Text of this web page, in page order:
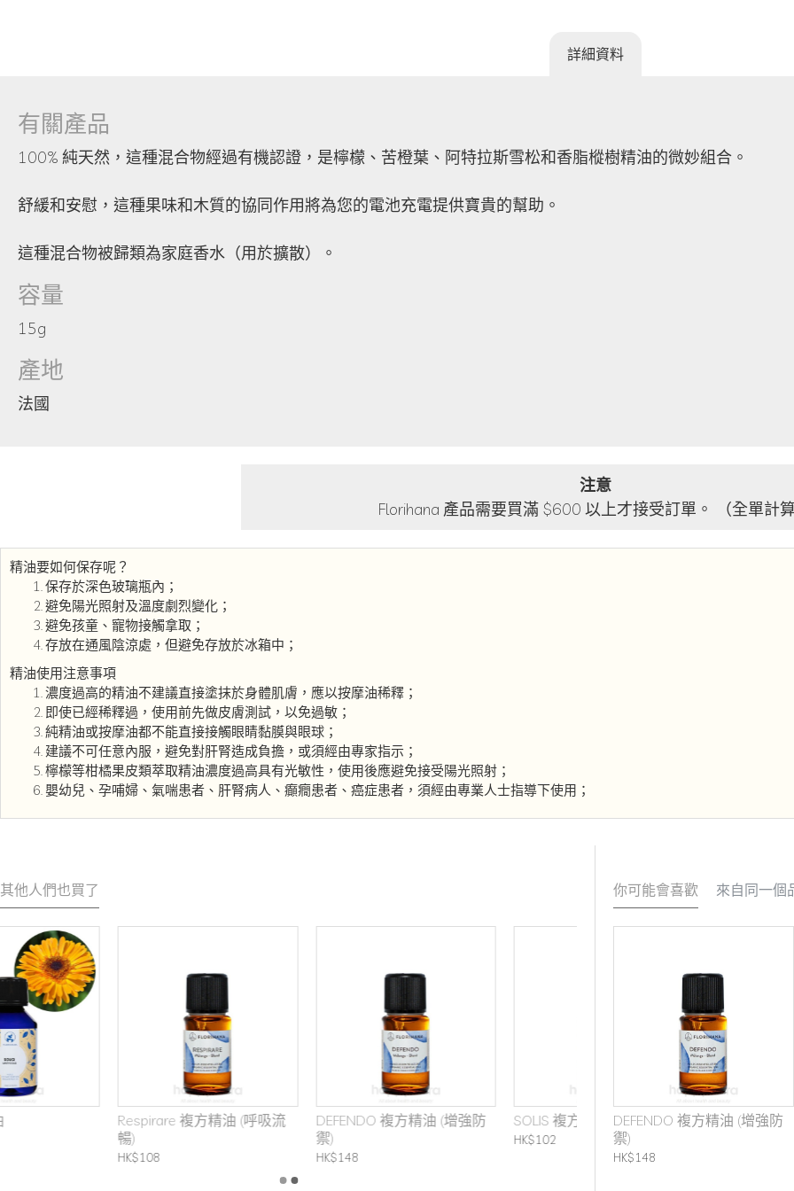
精油要如何保存呢？
保存於深色玻璃瓶內；
避免陽光照射及溫度劇烈變化；
避免孩童、寵物接觸拿取；
存放在通風陰涼處，但避免存放於冰箱中；
精油使用注意事項
濃度過高的精油不建議直接塗抹於身體肌膚，應以按摩油稀釋；
即使已經稀釋過，使用前先做皮膚測試，以免過敏；
純精油或按摩油都不能直接接觸眼睛黏膜與眼球；
建議不可任意內服，避免對肝腎造成負擔，或須經由專家指示；
檸檬等柑橘果皮類萃取精油濃度過高具有光敏性，使用後應避免接受陽光照射；
嬰幼兒、孕哺婦、氣喘患者、肝腎病人、癲癇患者、癌症患者，須經由專業人士指導下使用；
注意
Florihana 產品需要買滿 $600 以上才接受訂單。 （全單計
詳細資料
有關產品
100% 純天然，這種混合物經過有機認證，是檸檬、苦橙葉、阿特拉斯雪松和香脂樅樹精油的微妙組合。
舒緩和安慰，這種果味和木質的協同作用將為您的電池充電提供寶貴的幫助。
這種混合物被歸類為家庭香水（用於擴散）。
容量
15g
產地
法國
其他人們也買了
Respirare 複方精油 (呼吸流
DEFENDO 複方精油 (增強防
SOLIS 複方精油 (活力提升)
你可能會喜歡 來自同一個
DEFENDO 複方精油 (增強防
禦)
HK$148